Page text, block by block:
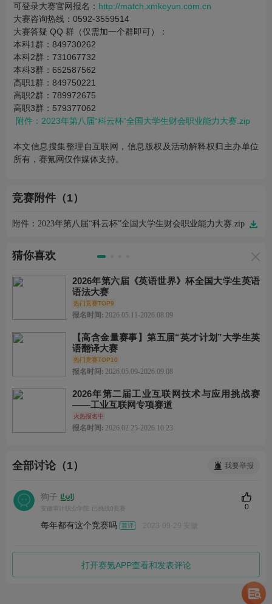
可登录大赛官网报名： http://match.xmkeyun.com.cn
大赛咨询热线：0592-3559514
大赛答疑 QQ 群（仅需加一个群即可）：
本科1群：849730262
本科2群：731067732
本科3群：652587562
高职1群：849750221
高职2群：789972675
高职3群：579377062
附件：2023年第八届“科云杯”全国大学生财会职业能力大赛.zip
本文信息搜集整理自互联网，信息版权及活动解释权归主办单位
所有，赛氪网仅作媒体支持。
竞赛附件（1）
附件：2023年第八届“科云杯”全国大学生财会职业能力大赛.zip
猜你喜欢
2026年第六届《英语世界》杯全国大学生英语
语法大赛
热门竞赛TOP9
报名时间: 2026.05.11-2026.08.09
【高含金量赛事】第五届“英才计划”大学生英
语翻译大赛
热门竞赛TOP10
报名时间: 2026.05.09-2026.09.08
2026年第二届工业互联网技术与应用挑战赛
——工业互联网专项赛道
火热报名中
报名时间: 2026.02.25-2026.10.23
全部讨论（1） 我要举报
狗子
安徽审计职业学院 已挑战0竞赛
每年都有这个竞赛吗 2023-09-29 安徽
0
打开赛氪APP查看和发表评论